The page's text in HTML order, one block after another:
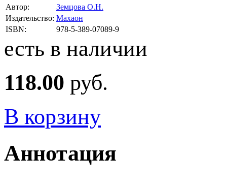
Автор:
Земцова О.Н.
Издательство: Махаон
ISBN:
978-5-389-07089-9
есть в наличии
118.00 руб.
В корзину
Аннотация